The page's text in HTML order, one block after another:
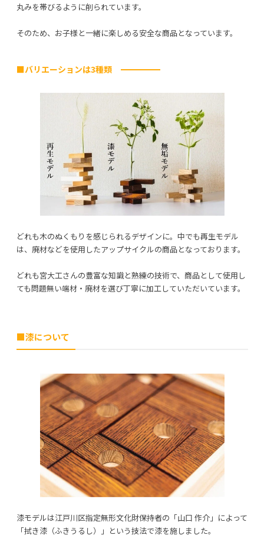
丸みを帯びるように削られています。
そのため、お子様と一緒に楽しめる安全な商品となっています。
■バリエーションは3種類
どれも木のぬくもりを感じられるデザインに。中でも再生モデル
は、廃材などを使用したアップサイクルの商品となっております。
どれも宮大工さんの豊富な知識と熟練の技術で、商品として使用し
ても問題無い端材・廃材を選び丁寧に加工していただいています。
■漆について
漆モデルは江⼾川区指定無形⽂化財保持者の「⼭⼝ 作介」によって
「拭き漆（ふきうるし）」という技法で漆を施しました。